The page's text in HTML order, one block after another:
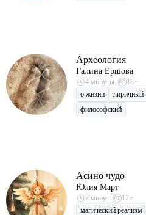
Археология
Галина Ершова
4 минуты
18+
о жизни
лиричный
философский
Асино чудо
Юлия Март
7 минут
12+
магический реализм